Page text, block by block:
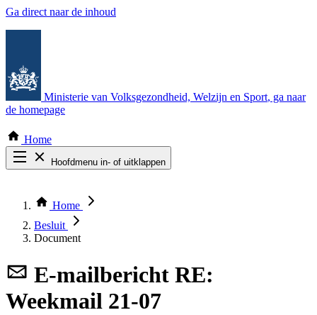
Ga direct naar de inhoud
Ministerie van Volksgezondheid, Welzijn en Sport, ga naar
de homepage
Home
Hoofdmenu in- of uitklappen
Thema COVID-19
Bekijk per bestuursorgaan
Home
Besluit
Document
E-mailbericht RE:
Weekmail 21-07